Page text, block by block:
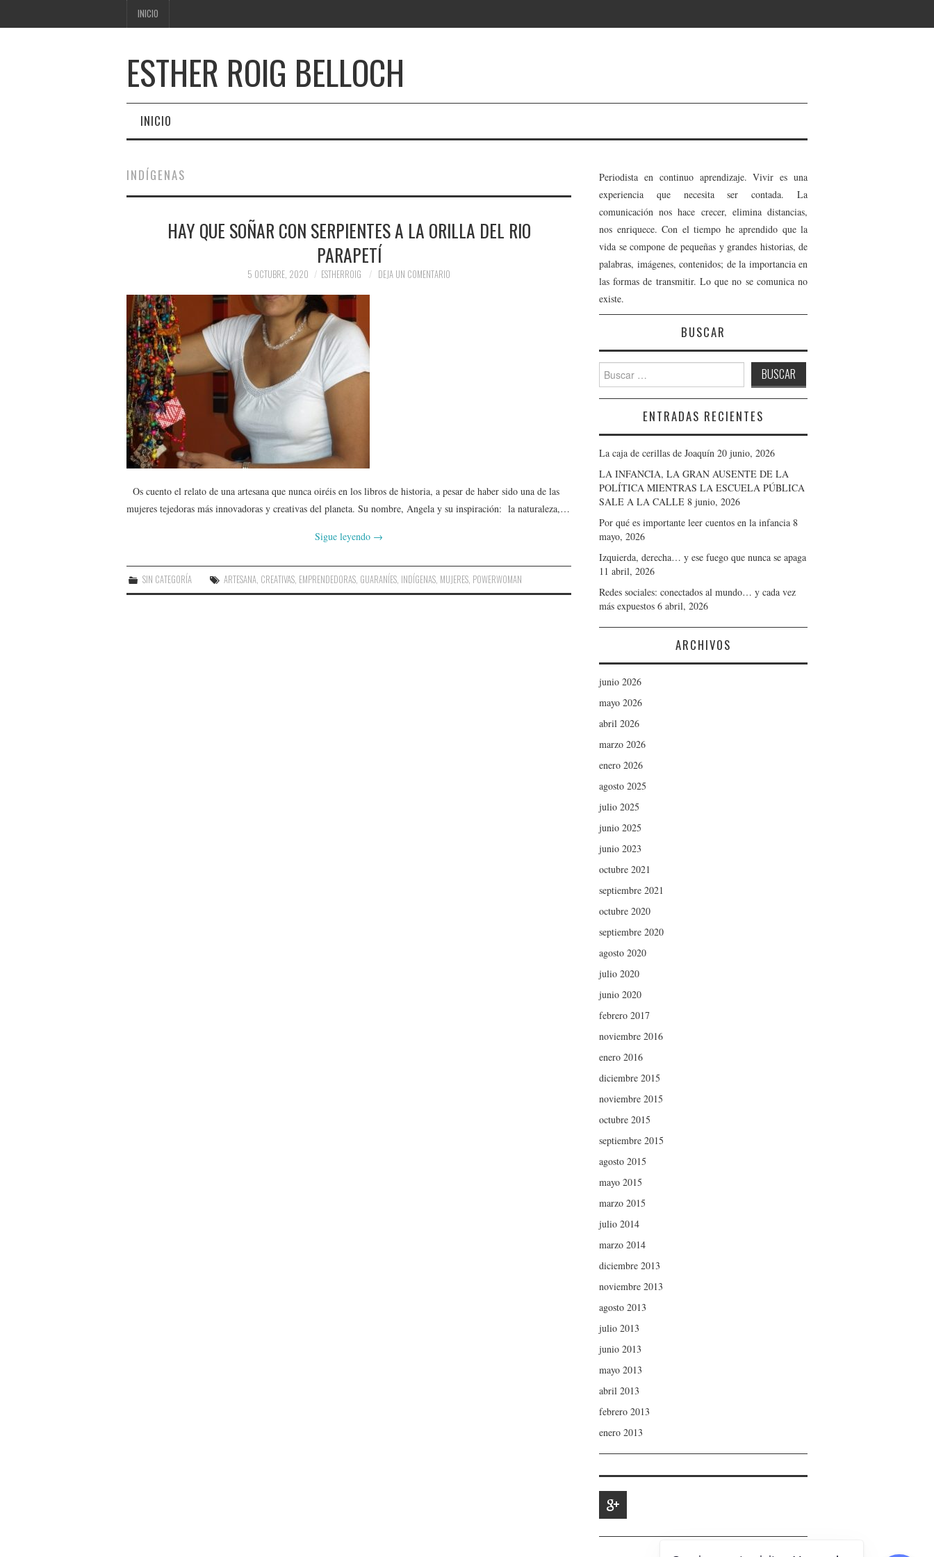
INICIO
ESTHER ROIG BELLOCH
INICIO
INDÍGENAS
HAY QUE SOÑAR CON SERPIENTES A LA ORILLA DEL RIO
PARAPETÍ
5 OCTUBRE, 2020 ESTHERROIG DEJA UN COMENTARIO
Os cuento el relato de una artesana que nunca oiréis en los libros de historia, a pesar de haber sido una de las
mujeres tejedoras más innovadoras y creativas del planeta. Su nombre, Angela y su inspiración: la naturaleza,…
Sigue leyendo →
SIN CATEGORÍA ARTESANA CREATIVAS EMPRENDEDORAS GUARANÍES INDÍGENAS MUJERES POWERWOMAN
Periodista en continuo aprendizaje. Vivir es una
experiencia que necesita ser contada. La
comunicación nos hace crecer, elimina distancias,
nos enriquece. Con el tiempo he aprendido que la
vida se compone de pequeñas y grandes historias, de
palabras, imágenes, contenidos; de la importancia en
las formas de transmitir. Lo que no se comunica no
existe.
BUSCAR
Buscar:
ENTRADAS RECIENTES
La caja de cerillas de Joaquín 20 junio, 2026
LA INFANCIA, LA GRAN AUSENTE DE LA
POLÍTICA MIENTRAS LA ESCUELA PÚBLICA
SALE A LA CALLE 8 junio, 2026
Por qué es importante leer cuentos en la infancia 8
mayo, 2026
Izquierda, derecha… y ese fuego que nunca se apaga
11 abril, 2026
Redes sociales: conectados al mundo… y cada vez
más expuestos 6 abril, 2026
ARCHIVOS
junio 2026
mayo 2026
abril 2026
marzo 2026
enero 2026
agosto 2025
julio 2025
junio 2025
junio 2023
octubre 2021
septiembre 2021
octubre 2020
septiembre 2020
agosto 2020
julio 2020
junio 2020
febrero 2017
noviembre 2016
enero 2016
diciembre 2015
noviembre 2015
octubre 2015
septiembre 2015
agosto 2015
mayo 2015
marzo 2015
julio 2014
marzo 2014
diciembre 2013
noviembre 2013
agosto 2013
julio 2013
junio 2013
mayo 2013
abril 2013
febrero 2013
enero 2013